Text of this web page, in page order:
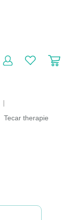
SLUITEN
|
Tecar therapie